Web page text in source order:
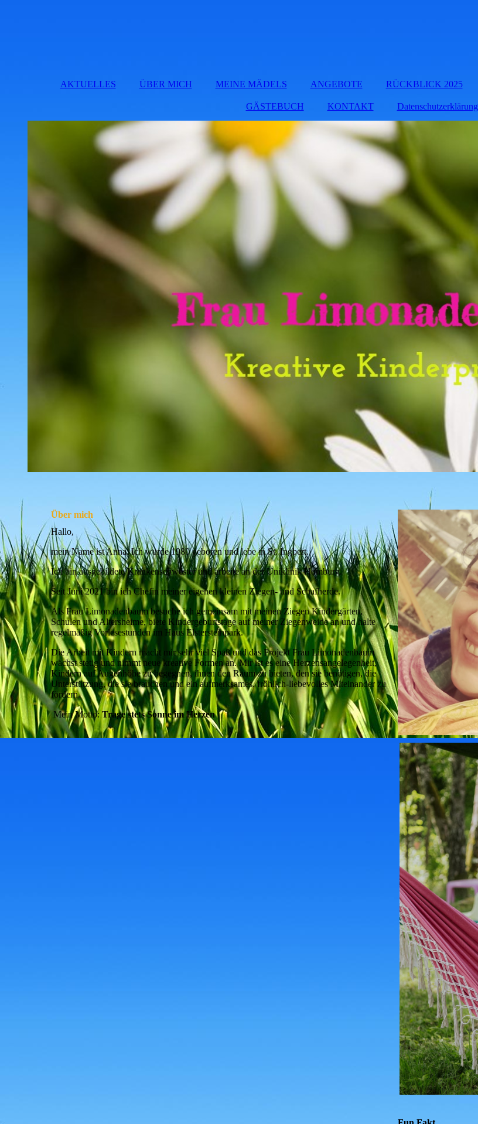
AKTUELLES ÜBER MICH MEINE MÄDELS ANGEBOTE RÜCKBLICK 2025
GÄSTEBUCH KONTAKT Datenschutzerklärung
Über mich
Hallo,
mein Name ist Anna. Ich wurde 1980 geboren und lebe in St. Ingbert.
Ich bin ausgebildete Krankenschwester und arbeite an der Uniklinik Homburg.
Seit Juni 2021 bin ich Chefin meiner eigenen kleinen Ziegen- und Schafherde.
Als Frau Limonadenbaum besuche ich gemeinsam mit meinen Ziegen Kindergärten,
Schulen und Altersheime, biete Kindergeburtstage auf meiner Ziegenweide an und halte
regelmäßig Vorlesestunden im Haus Elstersteinpark.
Die Arbeit mit Kindern macht mir sehr viel Spaß und das Projekt Frau Limonadenbaum
wächst stetig und nimmt neue kreative Formen an. Mir ist es eine Herzensangelegenheit,
Kindern auf Augenhöhe zu begegnen, ihnen den Raum zu bieten, den sie benötigen, die
Unterstützung, die sie brauchen und ein aufmerksames, fröhlich-liebevolles Miteinander zu
fördern.
Mein Motto:Trage stets Sonne im Herzen